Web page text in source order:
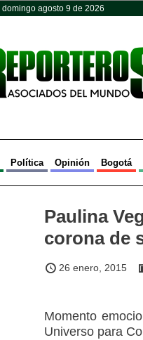
domingo agosto 9 de 2026
Política Opinión Bogotá
Paulina
corona de
26 enero, 2015
Momento
Universo para
Opinión Política